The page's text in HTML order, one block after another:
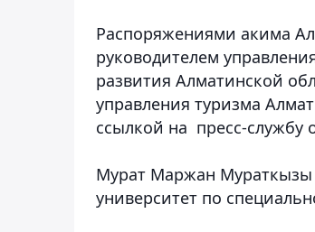
Распоряжениями акима
руководителем
развития Алматинской
управления туризма
ссылкой на пресс-службу
Мурат Маржан Мураткызы
университет по